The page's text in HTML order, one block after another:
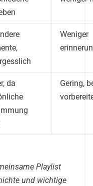
Weniger
da
Gering,
Playlist
und wichtige